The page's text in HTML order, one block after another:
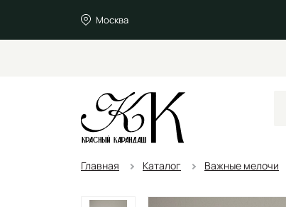
Москва
Главная Каталог Важные мелочи